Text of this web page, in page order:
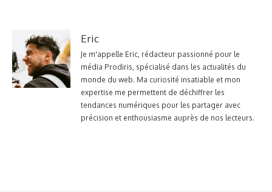
Eric
Je m'appelle Eric, rédacteur passionné pour le
média Prodiris, spécialisé dans les actualités du
monde du web. Ma curiosité insatiable et mon
expertise me permettent de déchiffrer les
tendances numériques pour les partager avec
précision et enthousiasme auprès de nos lecteurs.